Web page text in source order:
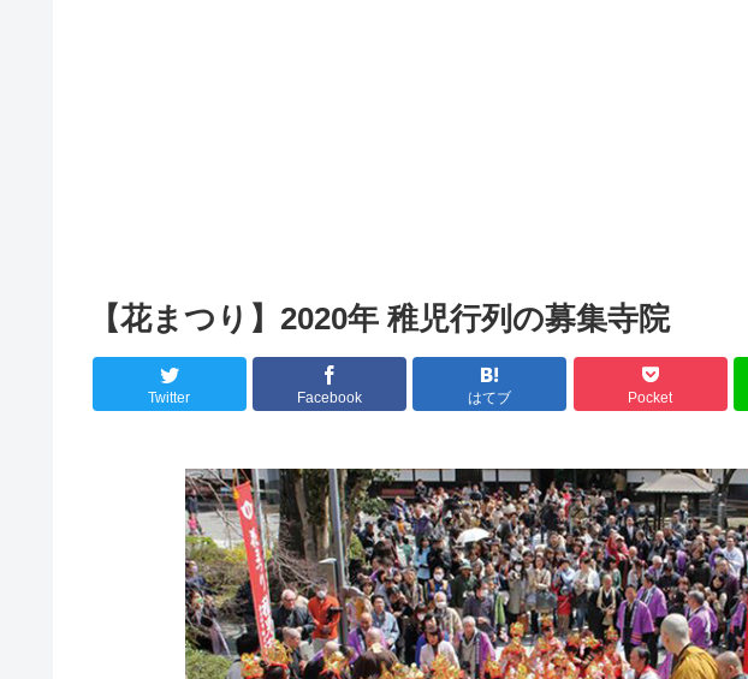
【花まつり】2020年 稚児行列の募集寺院
Twitter Facebook はてブ Pocket